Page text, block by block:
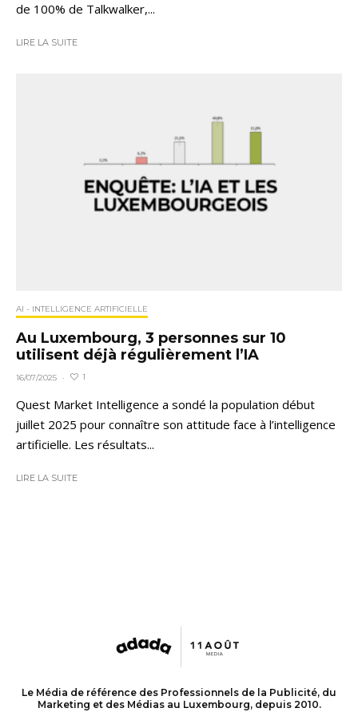
de 100% de Talkwalker,...
LIRE LA SUITE
AI - INTELLIGENCE ARTIFICIELLE
Au Luxembourg, 3 personnes sur 10
utilisent déjà régulièrement l’IA
16/07/2025 · 1
Quest Market Intelligence a sondé la population début
juillet 2025 pour connaître son attitude face à l’intelligence
artificielle. Les résultats...
LIRE LA SUITE
Le Média de référence des Professionnels de la Publicité, du
Marketing et des Médias au Luxembourg, depuis 2010.